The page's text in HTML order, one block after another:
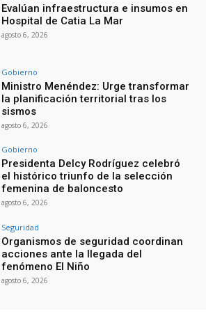
Evalúan infraestructura e insumos en
Hospital de Catia La Mar
agosto 6, 2026
Gobierno
Ministro Menéndez: Urge transformar
la planificación territorial tras los
sismos
agosto 6, 2026
Gobierno
Presidenta Delcy Rodríguez celebró
el histórico triunfo de la selección
femenina de baloncesto
agosto 6, 2026
Seguridad
Organismos de seguridad coordinan
acciones ante la llegada del
fenómeno El Niño
agosto 6, 2026